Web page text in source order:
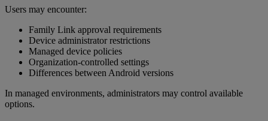
Users may encounter:
Family Link approval requirements
Device administrator restrictions
Managed device policies
Organization-controlled settings
Differences between Android versions
In managed environments, administrators may control available
options.